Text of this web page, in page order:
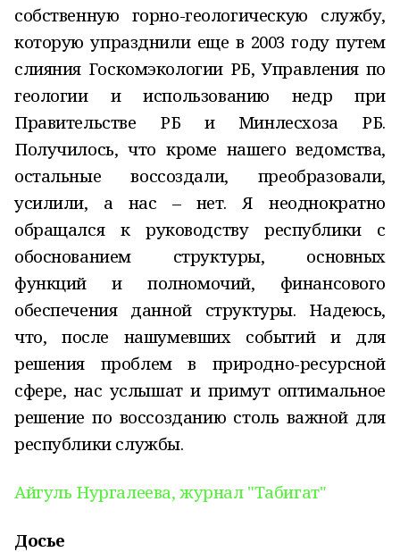
собственную горно-геологическую службу,
которую упразднили еще в 2003 году путем
слияния Госкомэкологии РБ, Управления по
геологии и использованию недр при
Правительстве РБ и Минлесхоза РБ.
Получилось, что кроме нашего ведомства,
остальные воссоздали, преобразовали,
усилили, а нас – нет. Я неоднократно
обращался к руководству республики с
обоснованием структуры, основных
функций и полномочий, финансового
обеспечения данной структуры. Надеюсь,
что, после нашумевших событий и для
решения проблем в природно-ресурсной
сфере, нас услышат и примут оптимальное
решение по воссозданию столь важной для
республики службы.
Айгуль Нургалеева, журнал "Табигат"
Досье